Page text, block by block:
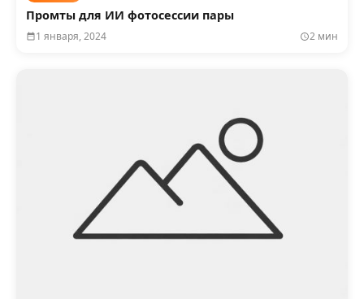
Промты для ИИ фотосессии пары
1 января, 2024 2 мин